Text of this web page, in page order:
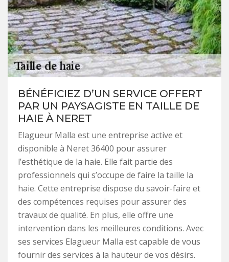
BÉNÉFICIEZ D’UN SERVICE OFFERT
PAR UN PAYSAGISTE EN TAILLE DE
HAIE À NERET
Elagueur Malla est une entreprise active et
disponible à Neret 36400 pour assurer
l’esthétique de la haie. Elle fait partie des
professionnels qui s’occupe de faire la taille la
haie. Cette entreprise dispose du savoir-faire et
des compétences requises pour assurer des
travaux de qualité. En plus, elle offre une
intervention dans les meilleures conditions. Avec
ses services Elagueur Malla est capable de vous
fournir des services à la hauteur de vos désirs.